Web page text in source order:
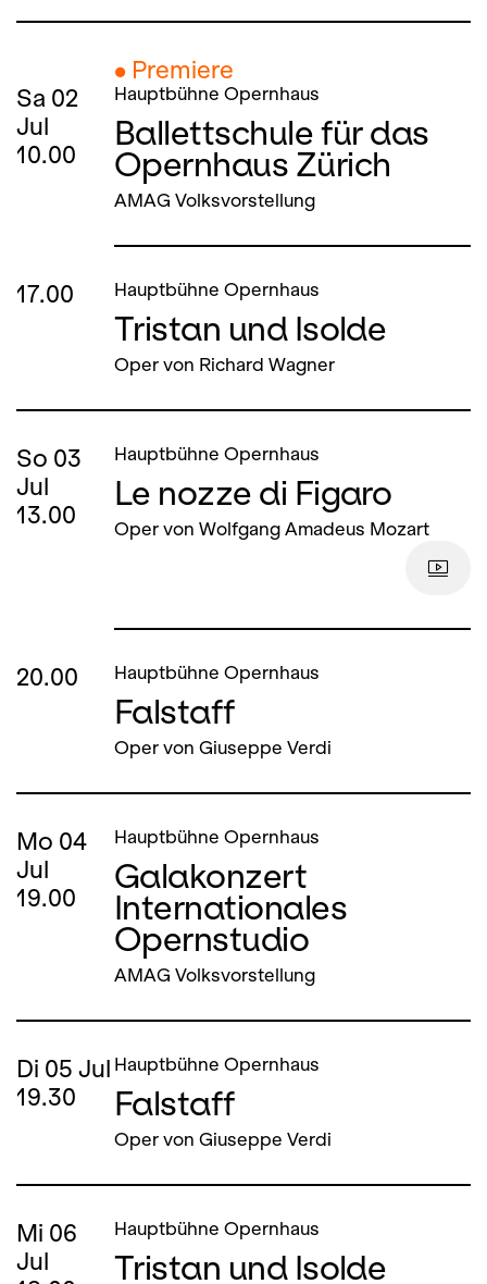
● Premiere
Sa 02
Jul
10.00
Hauptbühne Opernhaus
Ballettschule für das
Opernhaus Zürich
AMAG Volksvorstellung
17.00 Hauptbühne Opernhaus
Tristan und Isolde
Oper von Richard Wagner
So 03
Jul
13.00
Hauptbühne Opernhaus
Le nozze di Figaro
Oper von Wolfgang Amadeus Mozart
20.00 Hauptbühne Opernhaus
Falstaff
Oper von Giuseppe Verdi
Mo 04
Jul
19.00
Hauptbühne Opernhaus
Galakonzert
Internationales
Opernstudio
AMAG Volksvorstellung
Di 05 Jul
19.30
Hauptbühne Opernhaus
Falstaff
Oper von Giuseppe Verdi
Mi 06
Jul
Hauptbühne Opernhaus
Tristan und Isolde